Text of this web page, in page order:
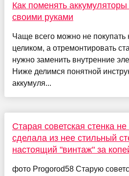
Как поменять
своими руками
Чаще всего можно не
целиком, а отремонтировать
нужно заменить внутренние
Ниже делимся понятной
аккумуля...
Старая советская стенка
сделала из нее стильный
настоящий "винтаж" за
фото Progorod58 Старую